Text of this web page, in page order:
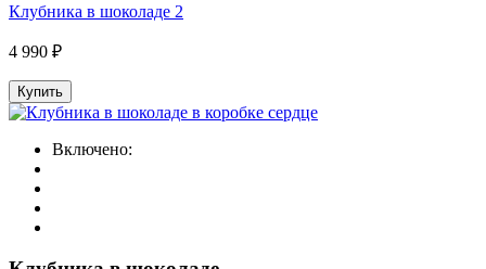
Клубника в шоколаде 2
4 990 ₽
Купить
Включено: